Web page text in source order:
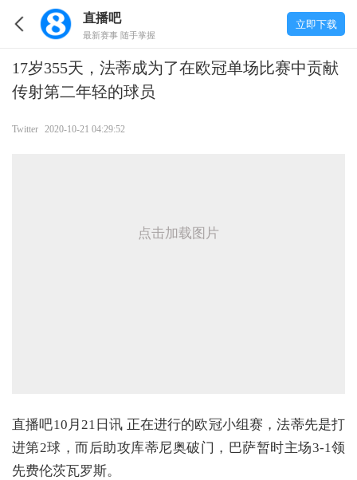
直播吧
最新赛事 随手掌握
立即下载
17岁355天，法蒂成为了在欧冠单场比赛中贡献
传射第二年轻的球员
Twitter 2020-10-21 04:29:52
点击加载图片
直播吧10月21日讯 正在进行的欧冠小组赛，法蒂先是打
进第2球，而后助攻库蒂尼奥破门，巴萨暂时主场3-1领
先费伦茨瓦罗斯。